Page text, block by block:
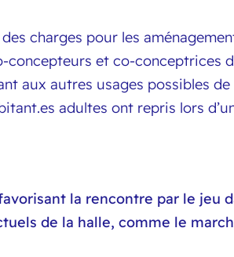
charges pour les
concepteurs et co-conceptrices
aux autres usages possibles de
adultes ont repris lors
la rencontre par le jeu
de la halle, comme le